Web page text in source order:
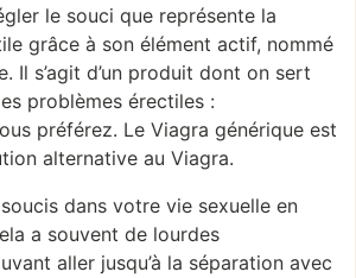
le souci que représente la
grâce à son élément actif, nommé
Il s’agit d’un produit dont on sert
problèmes érectiles :
préférez. Le Viagra générique est
alternative au Viagra.
dans votre vie sexuelle en
a souvent de lourdes
aller jusqu’à la séparation avec